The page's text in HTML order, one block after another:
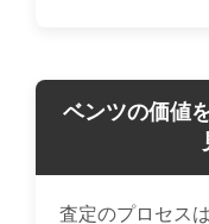
ベンツの価値
査定のプロセス